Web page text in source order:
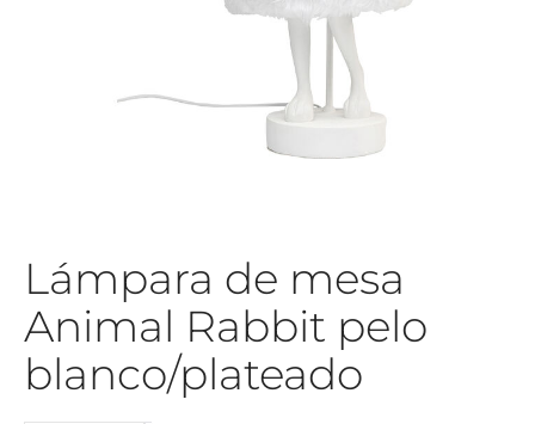
Lámpara de mesa
Animal Rabbit pelo
blanco/plateado